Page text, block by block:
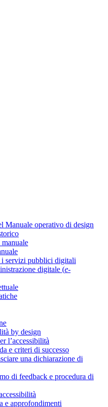
Manuale operativo di design
i servizi pubblici digitali
digitale (e-
by design
l’accessibilità
e criteri di successo
una dichiarazione di
di feedback e procedura di
e approfondimenti